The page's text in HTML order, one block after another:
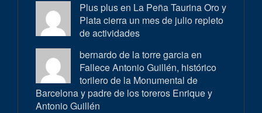
Plus plus en La Peña Taurina Oro y
Plata cierra un mes de julio repleto
de actividades
bernardo de la torre garcia en
Fallece Antonio Guillén, histórico
torilero de la Monumental de
Barcelona y padre de los toreros Enrique y
Antonio Guillén